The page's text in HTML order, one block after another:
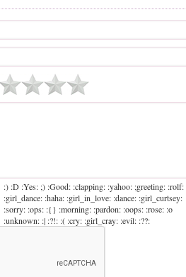
:) :D :Yes: ;) :Good: :clapping: :yahoo: ;greeting: :rolf:
:girl_dance: :haha: :girl_in_love: :dance: :girl_curtsey:
:sorry: :ops: :{} :morning: :pardon: :oops: :rose: :o
:unknown: :| :?!: :( :cry: :girl_cray: :evil: :??: